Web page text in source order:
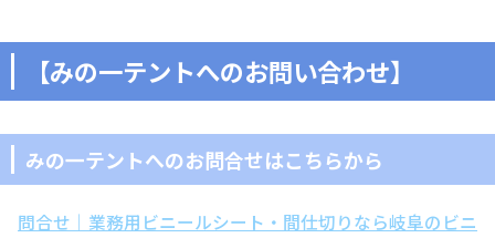
【みの一テントへのお問い合わせ】
みの一テントへのお問合せはこちらから
問合せ｜業務用ビニールシート・間仕切りなら岐阜のビニ